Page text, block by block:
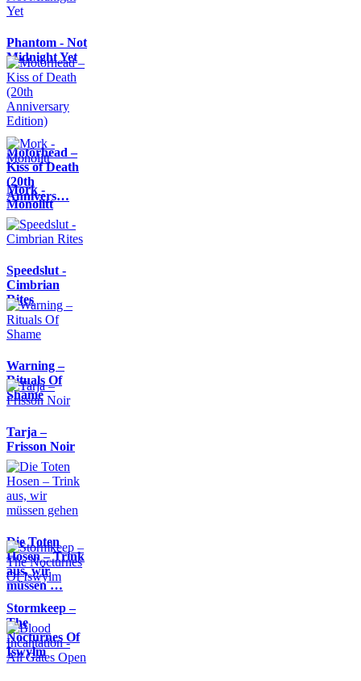
Phantom - Not
Midnight Yet
Motörhead –
Kiss of Death
(20th
Annivers…
Mork -
Monolitt
Speedslut -
Cimbrian
Rites
Warning –
Rituals Of
Shame
Tarja –
Frisson Noir
Die Toten
Hosen – Trink
aus, wir
müssen …
Stormkeep –
The
Nocturnes Of
Iswylm